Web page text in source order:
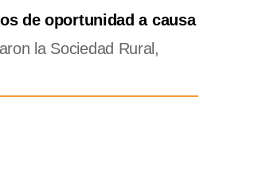
de oportunidad a causa
la Sociedad Rural,